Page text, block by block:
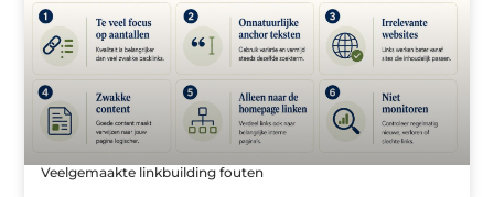
Veelgemaakte linkbuilding fouten